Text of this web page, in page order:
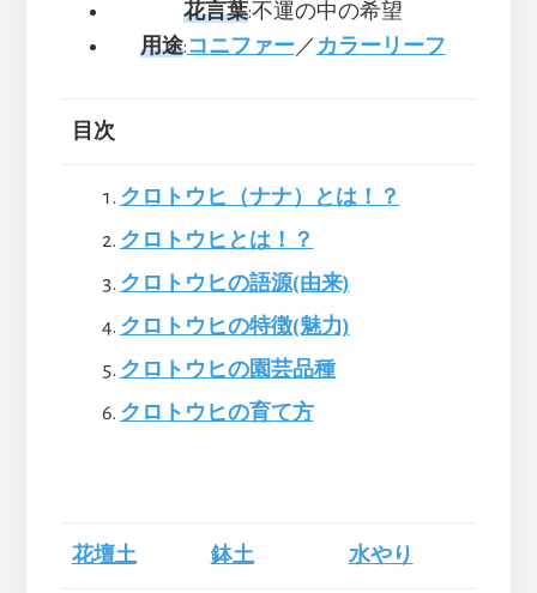
花言葉:不運の中の希望
用途:コニファー／ カラーリーフ
目次
クロトウヒ（ナナ）とは！？
クロトウヒとは！？
クロトウヒの語源(由来)
クロトウヒの特徴(魅力)
クロトウヒの園芸品種
クロトウヒの育て方
花壇土 鉢土 水やり